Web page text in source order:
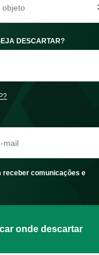
objeto
DESCARTAR?
receber comunicações e
onde descartar